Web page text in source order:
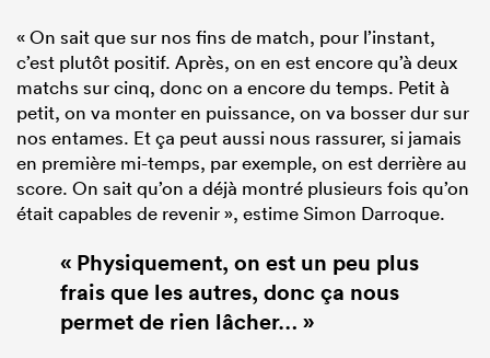
« On sait que sur nos fins de match, pour l’instant,
c’est plutôt positif. Après, on en est encore qu’à deux
matchs sur cinq, donc on a encore du temps. Petit à
petit, on va monter en puissance, on va bosser dur sur
nos entames. Et ça peut aussi nous rassurer, si jamais
en première mi-temps, par exemple, on est derrière au
score. On sait qu’on a déjà montré plusieurs fois qu’on
était capables de revenir », estime Simon Darroque.
« Physiquement, on est un peu plus
frais que les autres, donc ça nous
permet de rien lâcher… »